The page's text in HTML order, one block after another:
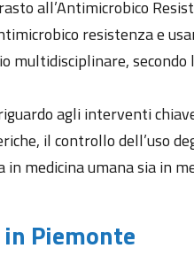
all’Antimicrobico
resistenza e
multidisciplinare, secondo
agli interventi
il controllo dell’uso
in medicina umana sia in
in Piemonte